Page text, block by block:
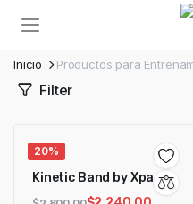
Inicio Productos para
Filter
20%
Kinetic Band by Xpand